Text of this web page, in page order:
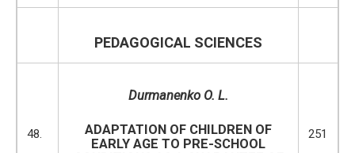
PEDAGOGICAL SCIENCES
48.
Durmanenko O. L.
ADAPTATION OF CHILDREN OF
EARLY AGE TO PRE-SCHOOL
251